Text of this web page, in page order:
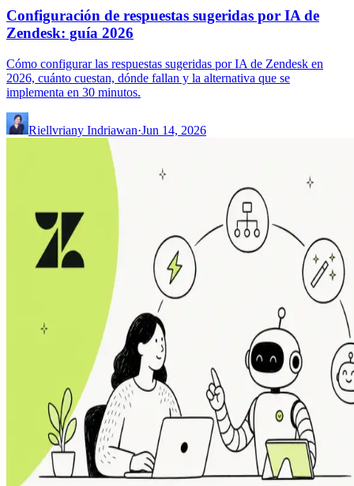
Configuración de respuestas sugeridas por IA de
Zendesk: guía 2026
Cómo configurar las respuestas sugeridas por IA de Zendesk en
2026, cuánto cuestan, dónde fallan y la alternativa que se
implementa en 30 minutos.
Riellvriany Indriawan·Jun 14, 2026